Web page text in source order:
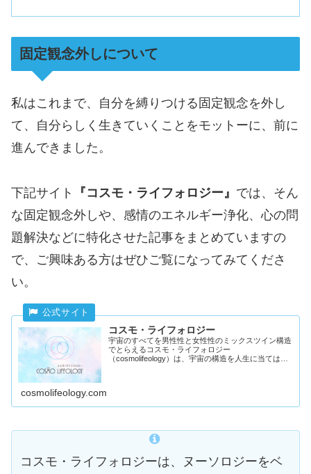
固定観念外しについて
私はこれまで、自分を縛りつける固定観念を外し
て、自分らしく生きていくことをモットーに、前に
進んできました。
下記サイト 『コスモ・ライフォロジー』 では、そん
な固定観念外しや、感情のエネルギー浄化、心の問
題解決などに特化させた記事をまとめていますの
で、ご興味ある方はぜひご覧になってみてくださ
い。
コスモ・ライフォロジー
宇宙のすべてを男性性と女性性のミックスツイン構造
でとらえるコスモ・ライフォロジー
（cosmolifeology）は、宇宙の構造を人生に当てはめ
cosmolifeology.com
コスモ・ライフォロジーは、ヌーソロジーをベ